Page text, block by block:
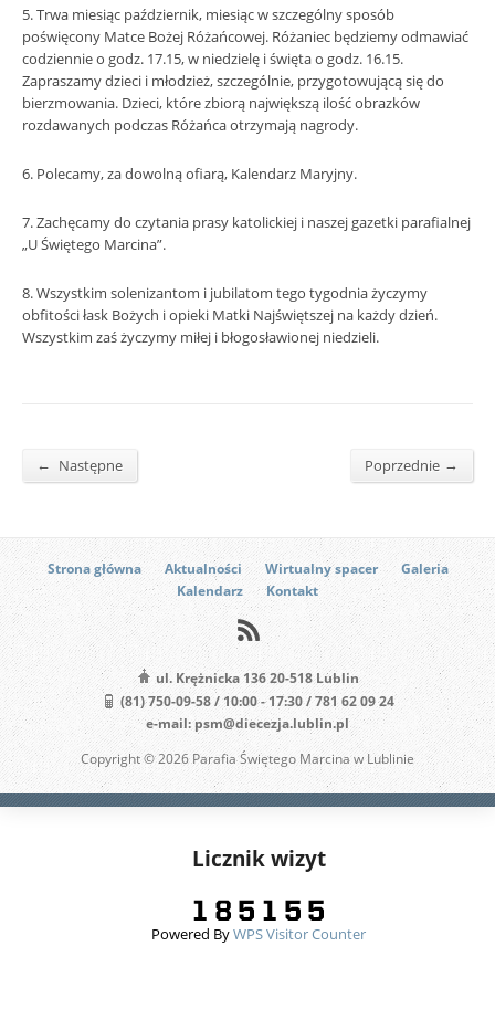
5. Trwa miesiąc październik, miesiąc w szczególny sposób
poświęcony Matce Bożej Różańcowej. Różaniec będziemy odmawiać
codziennie o godz. 17.15, w niedzielę i święta o godz. 16.15.
Zapraszamy dzieci i młodzież, szczególnie, przygotowującą się do
bierzmowania. Dzieci, które zbiorą największą ilość obrazków
rozdawanych podczas Różańca otrzymają nagrody.
6. Polecamy, za dowolną ofiarą, Kalendarz Maryjny.
7. Zachęcamy do czytania prasy katolickiej i naszej gazetki parafialnej
„U Świętego Marcina”.
8. Wszystkim solenizantom i jubilatom tego tygodnia życzymy
obfitości łask Bożych i opieki Matki Najświętszej na każdy dzień.
Wszystkim zaś życzymy miłej i błogosławionej niedzieli.
← Następne Poprzednie →
Strona główna Aktualności Wirtualny spacer
Galeria
Kalendarz
Kontakt
ul. Krężnicka 136 20-518 Lublin
(81) 750-09-58 / 10:00 - 17:30 / 781 62 09 24
e-mail: psm@diecezja.lublin.pl
Copyright © 2026 Parafia Świętego Marcina w Lublinie
Licznik wizyt
Powered ByWPS Visitor Counter